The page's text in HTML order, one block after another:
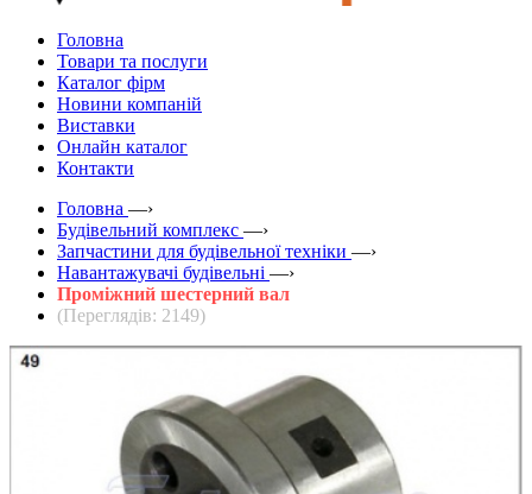
Головна
Товари та послуги
Каталог фірм
Новини компаній
Виставки
Онлайн каталог
Контакти
Головна —›
Будівельний комплекс —›
Запчастини для будівельної техніки —›
Навантажувачі будівельні —›
Проміжний шестерний вал
(Переглядів: 2149)